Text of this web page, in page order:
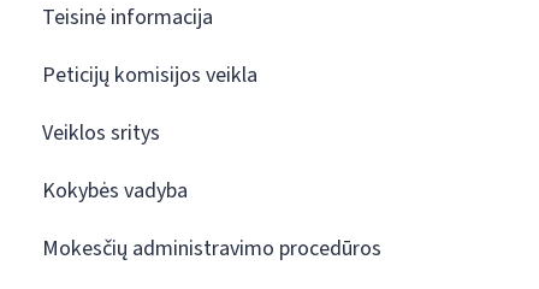
Teisinė informacija
Peticijų komisijos veikla
Veiklos sritys
Kokybės vadyba
Mokesčių administravimo procedūros